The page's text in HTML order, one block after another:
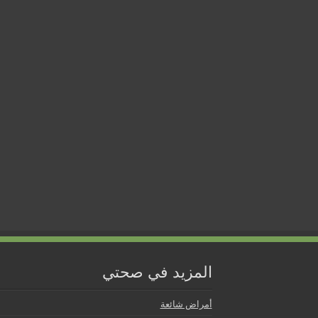
المزيد في صحتي
أمراض شائعة